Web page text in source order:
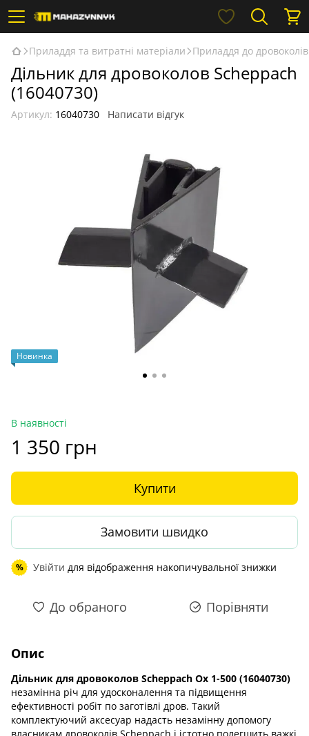
Приладдя та витратні матеріали Приладдя до дровоколів
Дільник для дровоколов Scheppach
(16040730)
Артикул: 16040730 Написати відгук
Новинка
В наявності
1 350 грн
Купити
Замовити швидко
% Увійти для відображення накопичувальної знижки
До обраного Порівняти
Опис
Дільник для дровоколов Scheppach Ox 1-500 (16040730)
незамінна річ для удосконалення та підвищення
ефективності робіт по заготівлі дров. Такий
комплектуючий аксесуар надасть незамінну допомогу
власникам дровоколів Scheppach і істотно полегшить важкі